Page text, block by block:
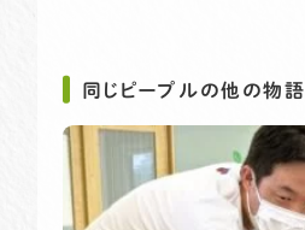
同じピープルの他の物語